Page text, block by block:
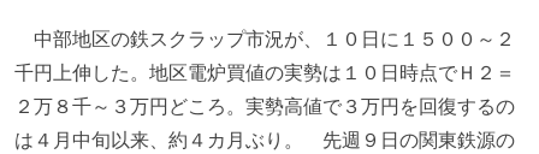
中部地区の鉄スクラップ市況が、１０日に１５００～２
千円上伸した。地区電炉買値の実勢は１０日時点でＨ２＝
２万８千～３万円どころ。実勢高値で３万円を回復するの
は４月中旬以来、約４カ月ぶり。 先週９日の関東鉄源の